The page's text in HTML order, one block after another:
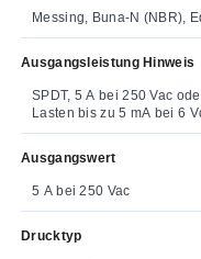
Messing, Buna-N (NBR),
Ausgangsleistung Hinweis
SPDT, 5 A bei 250 Vac
Lasten bis zu 5 mA bei 6
Ausgangswert
5 A bei 250 Vac
Drucktyp